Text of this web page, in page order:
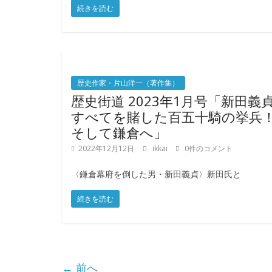
続きを読む
歴史作家・片山洋一（著作集）
歴史街道 2023年1月号「新田義
すべてを賭した百五十騎の挙兵
そして鎌倉へ」
2022年12月12日 ikkai 0件のコメント
〈鎌倉幕府を倒した男・新田義貞〉新田氏と
続きを読む
← 前へ